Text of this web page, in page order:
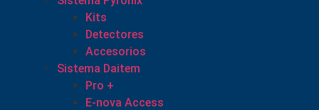
Kits
Detectores
Accesorios
Sistema Daitem
Pro +
E-nova Access